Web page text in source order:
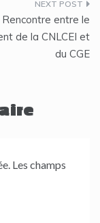
Rencontre entre le
de la CNLCEI et
du CGE
Les champs